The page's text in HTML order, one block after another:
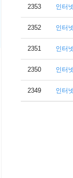
2353 인터
2352 인터
2351 인터
2350 인터
2349 인터